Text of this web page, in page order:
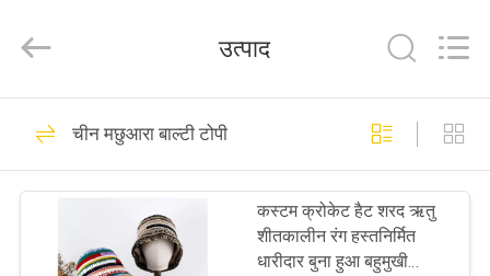
उत्पादों
Manufacturing
Rights
मुद्रित बेसबॉल कैप्स
104
उत्पाद
चीन मछुआरा बाल्टी टोपी
कस्टम क्रोकेट हैट शरद ऋतु
शीतकालीन रंग हस्तनिर्मित
धारीदार बुना हुआ बहुमुखी